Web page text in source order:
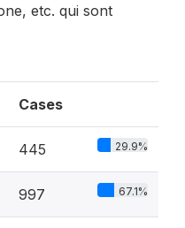
etc. qui sont
Cases
445 29.9%
997 67.1%